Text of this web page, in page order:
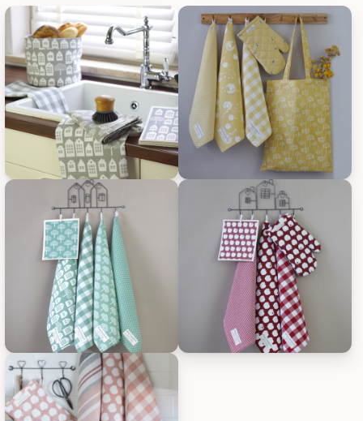
Krasilnikoff Geschirrhandtuch groß kariert aus Baumwolle,
Krasilnikoff Geschirrhandtuch
Krasilnikoff Geschirrhandtuch groß kariert aus Baumwolle,